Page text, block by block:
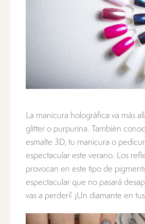
La manicura holográfica va más
glitter o purpurina. También
esmalte 3D, tu manicura o
espectacular este verano. Los
provocan en este tipo de
espectacular que no pasará
vas a perder? ¡Un diamante en